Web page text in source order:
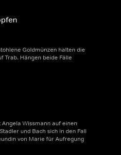
Goldmünzen halten die
Trab. Hängen beide Fälle
Wissmann auf einen
und Bach sich in den Fall
von Marie für Aufregung